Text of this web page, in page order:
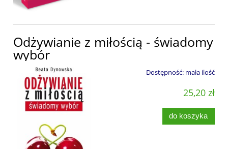
Odżywianie z miłością - świadomy
wybór
Dostępność: mała ilość
25,20 zł
do koszyka